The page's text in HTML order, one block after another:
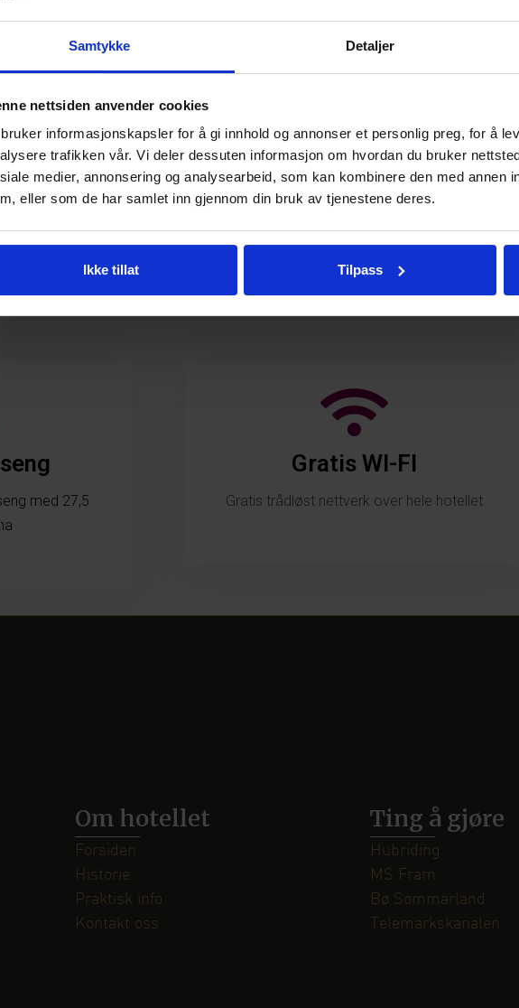
Samtykke Detaljer
nettsiden anvender cookies
informasjonskapsler for å gi innhold og annonser et personlig preg, for å
trafikken vår. Vi deler dessuten informasjon om hvordan du bruker
medier, annonsering og analysearbeid, som kan kombinere den med annen
eller som de har samlet inn gjennom din bruk av tjenestene deres.
Ikke tillat Tilpass
med 27,5
Gratis WI-FI
Gratis trådløst nettverk over hele hotellet
Om hotellet
Forsiden
Historie
Praktisk info
Kontakt oss
Ting å gjøre
Hubriding
MS Fram
Bø Sommarland
Telemarkskanalen